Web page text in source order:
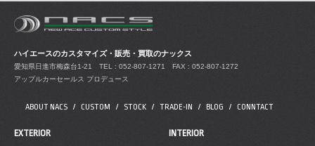
ハイエースのカスタマイズ・販売・買取のナックス
愛知県日進市梅森台1-21 TEL : 052-807-1271 FAX : 052-807-1272
アップルカーセールス プロデュース
ABOUT NACS CUSTOM STOCK TRADE-IN BLOG CONNTACT
EXTERIOR INTERIOR